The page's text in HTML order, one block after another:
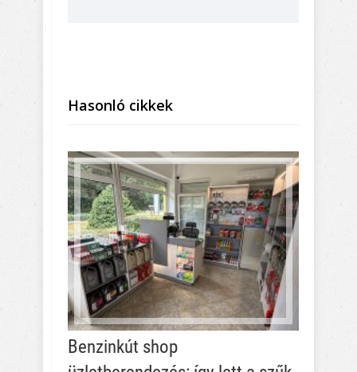
Hasonló cikkek
Benzinkút shop